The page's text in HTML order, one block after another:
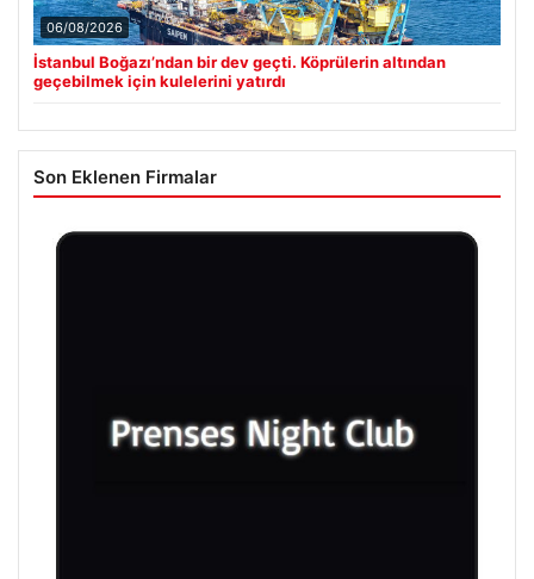
06/08/2026
İstanbul Boğazı’ndan bir dev geçti. Köprülerin altından
geçebilmek için kulelerini yatırdı
Son Eklenen Firmalar